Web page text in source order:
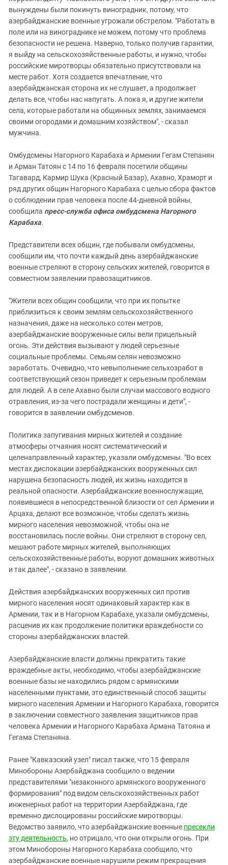
вынуждены были покинуть виноградник, потому, что
азербайджанские военные угрожали обстрелом. "Работать в
поле или на винограднике не можем, потому что проблема
безопасности не решена. Наверно, только получив гарантии,
я выйду на сельскохозяйственные работы, и нужно, чтобы
российские миротворцы обязательно присутствовали на
месте работ. Хотя создается впечатление, что
азербайджанская сторона их не слушает, а продолжает
делать все, чтобы нас напугать. А пока я, и другие жители
села, которые работали на общинных землях, занимаемся
своими огородами и домашним хозяйством", - сказал
мужчина.
Омбудсмены Нагорного Карабаха и Армении Гегам Степанян
и Арман Татоян с 14 по 16 февраля посетили общины
Тагавард, Кармир Шука (Красный Базар), Ахавно, Храморт и
ряд других общин Нагорного Карабаха с целью сбора фактов
о соблюдении прав человека после 44-дневной войны,
сообщила пресс-служба офиса омбудсмена Нагорного
Карабаха.
Представители всех общин, где побывали омбудсмены,
сообщили им, что почти каждый день азербайджанские
военные стреляют в сторону сельских жителей, говорится в
совместном заявлении правозащитников.
"Жители всех общин сообщили, что при их попытке
приблизиться к своим землям сельскохозяйственного
назначения, даже на несколько сотен метров,
азербайджанские вооруженные силы вели прицельный
огонь. Эти действия вызывают у людей серьезные
социальные проблемы. Семьям селян невозможно
заработать. Очевидно, что невыполнение сельхозработ в
соответствующий сезон приведет к серьезным проблемам
для людей. А в селе Ахавно были случаи массового водного
отравления, из-за чего пострадали женщины и дети", -
говорится в заявлении омбудсменов.
Политика запугивания мирных жителей и создание
атмосферы отчаяния носят систематический и
целенаправленный характер, указали омбудсмены. "Во всех
местах дислокации азербайджанских вооруженных сил
нарушена безопасность людей, их жизнь находится в
реальной опасности. Азербайджанские военнослужащие,
появившиеся в непосредственной близости от сел Армении и
Арцаха, делают все возможное, чтобы сделать жизнь
мирного населения невозможной, чтобы она не
восстановилась после войны. Они стреляют в сторону сел,
мешают работе мирных жителей, выполняющих
сельскохозяйственные работы, воруют домашних животных
и так далее", - сказано в заявлении.
Действия азербайджанских вооруженных сил против
мирного населения носят одинаковый характер как в
Армении, так и в Нагорном Карабахе, указали омбудсмены,
расценив их как продолжение политики враждебности со
стороны азербайджанских властей.
Азербайджанские власти должны прекратить такие
враждебные акты, необходимо, чтобы азербайджанские
военные базы не находились рядом с армянскими
населенными пунктами, это единственный способ защиты
мирного населения Армении и Нагорного Карабаха, говорится
в заключении совместного заявления защитников прав
человека Армении и Нагорного Карабаха Армана Татояна и
Гегама Степаняна.
Ранее "Кавказский узел" писал также, что 15 февраля
Минобороны Азербайджана сообщило о ведении
представителями "незаконного армянского вооруженного
формирования" под видом сельскохозяйственных работ
инженерных работ на территории Азербайджана, где
временно дислоцированы российские миротворцы.
Ведомство заявило, что азербайджанские военные пресекли
эту деятельность, но отрицало, что они открыли огонь. При
этом Минобороны Нагорного Карабаха сообщило, что
азербайджанские военные нарушили режим прекращения